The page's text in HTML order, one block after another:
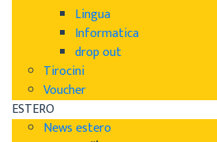
Lingua
Informatica
drop out
Tirocini
Voucher
ESTERO
News estero